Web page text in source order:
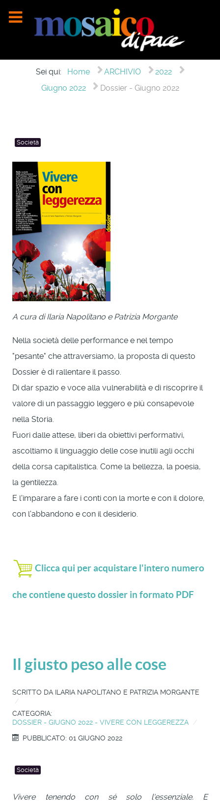
Sei qui: Home ARCHIVIO
2022
Giugno 2022
Dossier - Giugno 2022
Società
A cura di Ilaria Napolitano e Patrizia Morgante
Nella società delle performance e nel tempo
"pesante" che attraversiamo, la proposta di questo
Dossier è di rallentare il passo.
Di dar spazio e voce alla vulnerabilità e di riscoprire il
valore di un passaggio leggero e più consapevole
nella Storia.
Fuori dalle attese, liberi da obiettivi performativi,
ascoltiamo il linguaggio delle cose inutili agli occhi
della corsa capitalistica. Come la bellezza, la poesia,
la gentilezza.
E l'imparare a fare i conti con la morte e con il dolore,
con l'abbandono e con il desiderio.
Clicca qui per acquistare l'intero numero
che contiene questo dossier in formato PDF
Il giusto peso alle cose
SCRITTO DA ILARIA NAPOLITANO E PATRIZIA MORGANTE
CATEGORIA:
DOSSIER - GIUGNO 2022 - VIVERE CON LEGGEREZZA
PUBBLICATO: 01 GIUGNO 2022
Società
Vivere tenendo con sé solo l'essenziale. E